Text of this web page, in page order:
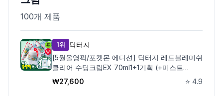
100개 제품
1위
닥터지
[5월올영픽/포켓몬 에디션] 닥터지 레드블레미쉬
클리어 수딩크림EX 70ml1+1기획 (+미스트
50ml+꼬부기메쉬백)
₩27,600 ⭐ 4.9